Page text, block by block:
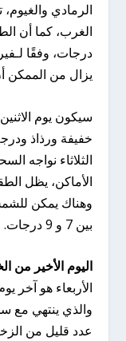
الرمادي
درجات، وفقًا
يزال من الممكن أن
سيكون يوم
الثلاثاء نواجه
الأماكن، يظل
وهناك يمكن
بين 7 و 9 درجات.
اليوم الأخير من
الأربعاء هو آخر
والذي ينتهي مع
عدد قليل من